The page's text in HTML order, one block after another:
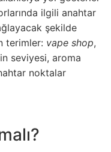
ilgili anahtar
şekilde
terimler: vape shop,
seviyesi, aroma
noktalar